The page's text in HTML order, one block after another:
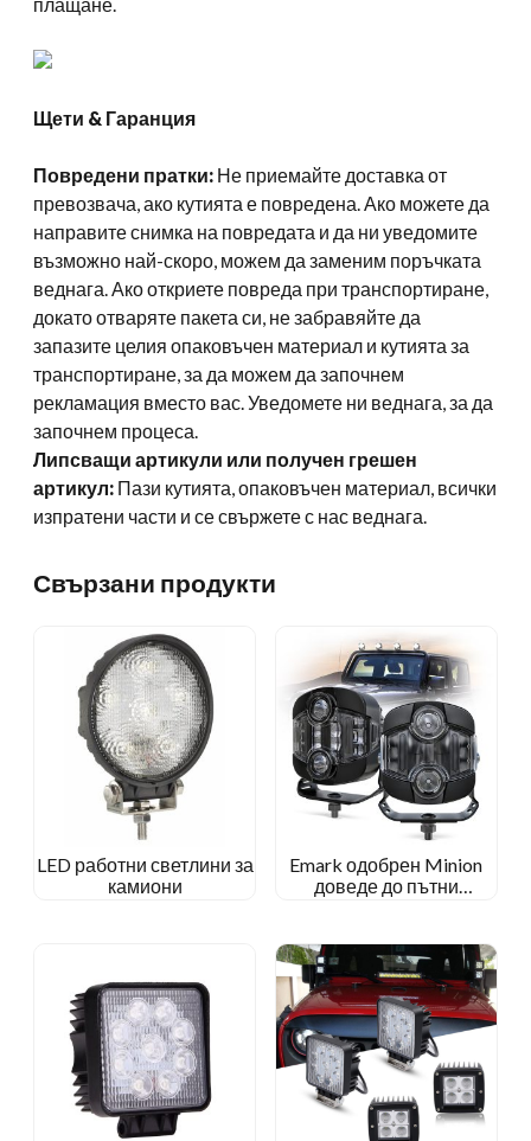
Щети & Гаранция
Повредени пратки: Не приемайте доставка от
превозвача, ако кутията е повредена. Ако можете да
направите снимка на повредата и да ни уведомите
възможно най-скоро, можем да заменим поръчката
веднага. Ако откриете повреда при транспортиране,
докато отваряте пакета си, не забравяйте да
запазите целия опаковъчен материал и кутията за
транспортиране, за да можем да започнем
рекламация вместо вас. Уведомете ни веднага, за да
започнем процеса.
Липсващи артикули или получен грешен
артикул: Пази кутията, опаковъчен материал, всички
изпратени части и се свържете с нас веднага.
Свързани продукти
LED работни светлини за
камиони
Emark одобрен Minion
доведе до пътни
камиони